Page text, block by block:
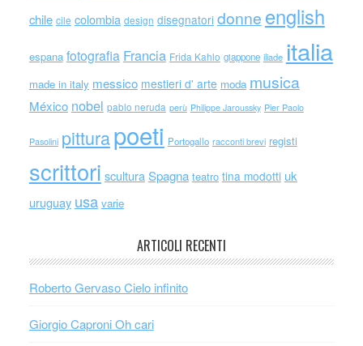
chile cile colombia design disegnatori donne english
espana fotografia Francia Frida Kahlo giappone iliade italia
made in italy messico mestieri d' arte moda musica
México nobel pablo neruda perù Philippe Jaroussky Pier Paolo
Pasolini pitturapoeti Portogallo racconti brevi registi
scrittori scultura Spagna teatro tina modotti uk
uruguay usa varie
ARTICOLI RECENTI
Roberto Gervaso Cielo infinito
Giorgio Caproni Oh cari